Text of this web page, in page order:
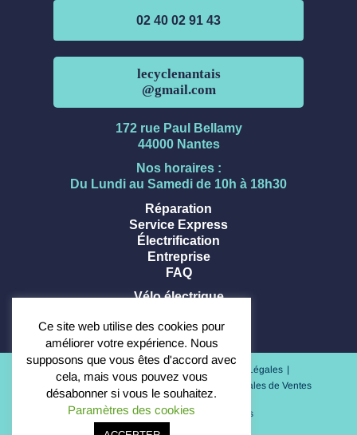
02 40 02 91 43
lecyclenantais
@gmail.com
172 rue Paul Bellamy
44000 Nantes
Nos horaires :
Du Lundi au Samedi de 10h à 18h30
Réparation
Service Express
Électrification
Entreprise
FAQ
Vélo électrique
Trottinette électrique
FAQ Glossaire
Mentions Légales
Politique de confidentialité
Conditions Générales de Ventes
Copyright 2024 - Le Cycle Nantais
Ce site web utilise des cookies pour
améliorer votre expérience. Nous
supposons que vous êtes d'accord avec
cela, mais vous pouvez vous
désabonner si vous le souhaitez.
Paramètres des cookies